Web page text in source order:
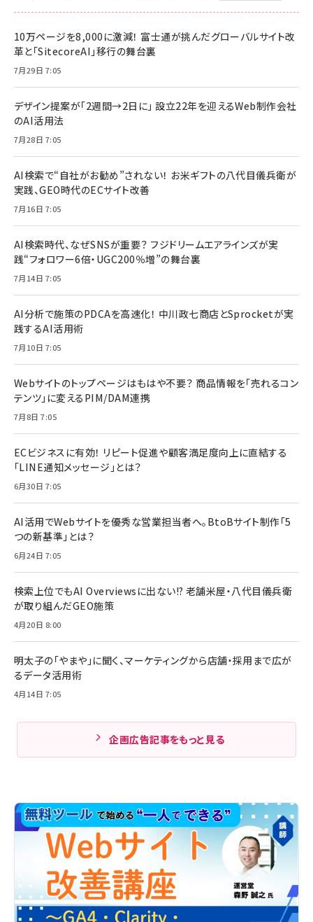
10万ページを8,000に激減！ 富士通が挑んだグローバルサイト改
革と「SitecoreAI」移行の舞台裏
7月29日 7:05
デザイン提案が「2週間→2日に」 設立22年を迎えるWeb制作会社
のAI活用法
7月28日 7:05
AI検索で“自社がお勧め”されない！ お米ギフトの八代目儀兵衛が
実践、GEO時代のECサイト改善
7月16日 7:05
AI検索時代、なぜSNSが重要？ フジドリームエアラインズが実
践“フォロワー6倍・UGC200％増”の舞台裏
7月14日 7:05
AI分析で施策のPDCAを高速化！ 中川政七商店とSprocketが実
践するAI活用術
7月10日 7:05
Webサイトのトップページはもはや不要？ 商品情報を「売れるコン
テンツ」に変えるPIM/DAM連携
7月8日 7:05
ECビジネスに有効！ リピート促進や顧客満足度向上に直結する
「LINE通知メッセージ」とは？
6月30日 7:05
AI活用でWebサイトを優秀な営業担当者へ。BtoBサイト制作「5
つの新基準」とは？
6月24日 7:05
検索上位でもAI Overviewsに出ない!? 老舗米屋・八代目儀兵衛
が取り組んだGEO施策
4月20日 8:00
明太子の「やまや」に聞く、マーケティングから店舗・採用まで広が
るデータ活用術
4月14日 7:05
企画広告記事をもっと見る